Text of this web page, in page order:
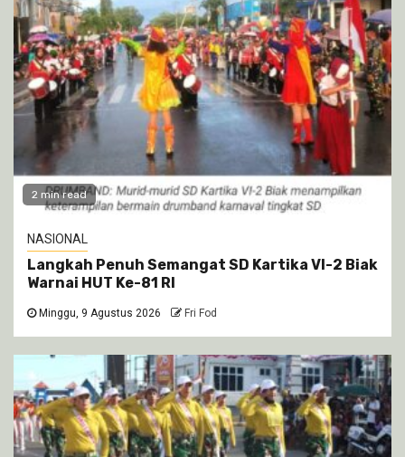
2 min read
NASIONAL
Langkah Penuh Semangat SD Kartika VI-2 Biak
Warnai HUT Ke-81 RI
Minggu, 9 Agustus 2026 Fri Fod